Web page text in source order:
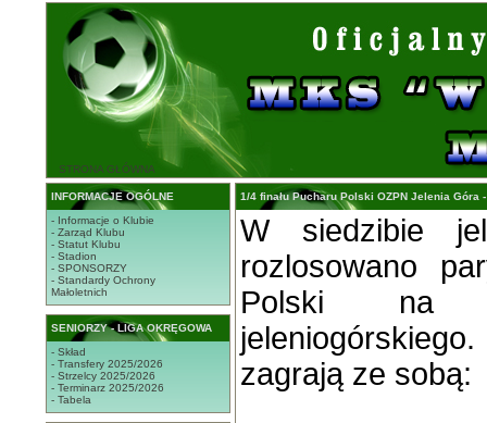
STRONA GŁÓWNA
INFORMACJE OGÓLNE
- Informacje o Klubie
- Zarząd Klubu
- Statut Klubu
- Stadion
- SPONSORZY
- Standardy Ochrony
Małoletnich
SENIORZY - LIGA OKRĘGOWA
- Skład
- Transfery 2025/2026
- Strzelcy 2025/2026
- Terminarz 2025/2026
- Tabela
1/4 finału Pucharu Polski OZPN Jelenia Góra
W siedzibie
rozlosowano
Polski na
zagrają ze sobą: